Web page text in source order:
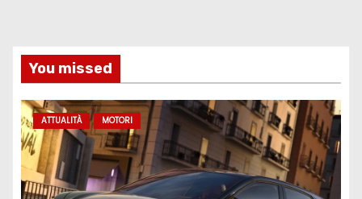
You missed
ATTUALITÀ MOTORI